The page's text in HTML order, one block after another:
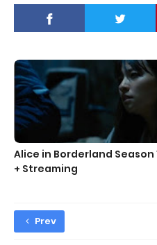
Alice in Borderland
+ Streaming
Prev